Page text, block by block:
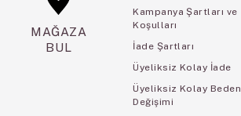
MAĞAZA
BUL
Kampanya Şartları ve
Koşulları
İade Şartları
Üyeliksiz Kolay İade
Üyeliksiz Kolay Beden
Değişimi